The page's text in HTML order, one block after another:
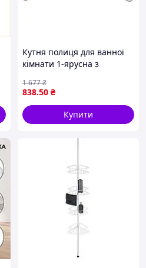
Кутня полиця для ванної
кімнати 1-ярусна з
зберігання аксесуарів і
косметики
838.50 ₴
1 677₴
Купити